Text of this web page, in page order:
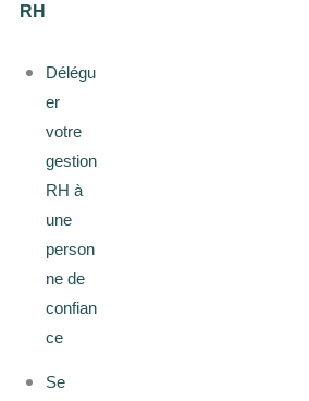
RH
Délégu
er
votre
gestion
RH à
une
person
ne de
confian
ce
Se